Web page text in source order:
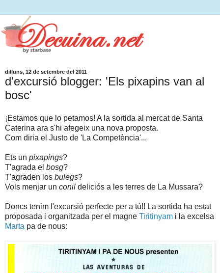
dilluns, 12 de setembre del 2011
d'excursió blogger: 'Els pixapins van al
bosc'
¡Estamos que lo petamos! A la sortida al mercat de Santa
Caterina ara s'hi afegeix una nova proposta.
Com diria el Justo de 'La Competència'...
Ets un pixapings?
T'agrada el bosg?
T'agraden los bulegs?
Vols menjar un conil deliciós a les terres de La Mussara?
Doncs tenim l'excursió perfecte per a tú!! La sortida ha estat
proposada i organitzada per el magne Tiritinyam i la excelsa
Marta pa de nous: